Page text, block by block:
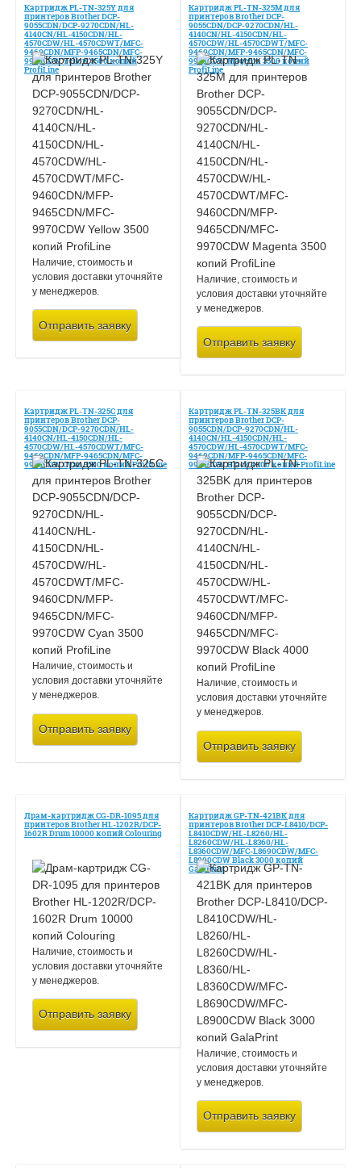
Картридж PL-TN-325Y для
принтеров Brother DCP-
9055CDN/DCP-9270CDN/HL-
4140CN/HL-4150CDN/HL-
4570CDW/HL-4570CDWT/MFC-
9460CDN/MFP-9465CDN/MFC-
9970CDW Yellow 3500 копий
ProfiLine
Наличие, стоимость и
условия доставки уточняйте
у менеджеров.
Отправить заявку
Картридж PL-TN-325M для
принтеров Brother DCP-
9055CDN/DCP-9270CDN/HL-
4140CN/HL-4150CDN/HL-
4570CDW/HL-4570CDWT/MFC-
9460CDN/MFP-9465CDN/MFC-
9970CDW Magenta 3500 копий
ProfiLine
Наличие, стоимость и
условия доставки уточняйте
у менеджеров.
Отправить заявку
Картридж PL-TN-325C для
принтеров Brother DCP-
9055CDN/DCP-9270CDN/HL-
4140CN/HL-4150CDN/HL-
4570CDW/HL-4570CDWT/MFC-
9460CDN/MFP-9465CDN/MFC-
9970CDW Cyan 3500 копий ProfiLine
Наличие, стоимость и
условия доставки уточняйте
у менеджеров.
Отправить заявку
Картридж PL-TN-325BK для
принтеров Brother DCP-
9055CDN/DCP-9270CDN/HL-
4140CN/HL-4150CDN/HL-
4570CDW/HL-4570CDWT/MFC-
9460CDN/MFP-9465CDN/MFC-
9970CDW Black 4000 копий ProfiLine
Наличие, стоимость и
условия доставки уточняйте
у менеджеров.
Отправить заявку
Драм-картридж CG-DR-1095 для
принтеров Brother HL-1202R/DCP-
1602R Drum 10000 копий Colouring
Наличие, стоимость и
условия доставки уточняйте
у менеджеров.
Отправить заявку
Картридж GP-TN-421BK для
принтеров Brother DCP-L8410/DCP-
L8410CDW/HL-L8260/HL-
L8260CDW/HL-L8360/HL-
L8360CDW/MFC-L8690CDW/MFC-
L8900CDW Black 3000 копий
GalaPrint
Наличие, стоимость и
условия доставки уточняйте
у менеджеров.
Отправить заявку